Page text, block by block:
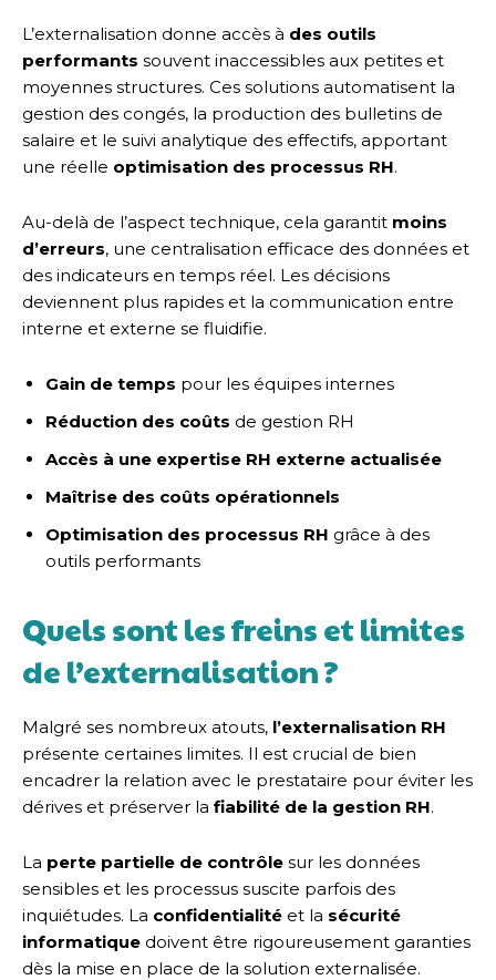
L’externalisation donne accès à des outils
performants souvent inaccessibles aux petites et
moyennes structures. Ces solutions automatisent la
gestion des congés, la production des bulletins de
salaire et le suivi analytique des effectifs, apportant
une réelle optimisation des processus RH.
Au-delà de l’aspect technique, cela garantit moins
d’erreurs, une centralisation efficace des données et
des indicateurs en temps réel. Les décisions
deviennent plus rapides et la communication entre
interne et externe se fluidifie.
Gain de temps pour les équipes internes
Réduction des coûts de gestion RH
Accès à une expertise RH externe actualisée
Maîtrise des coûts opérationnels
Optimisation des processus RH grâce à des
outils performants
Quels sont les freins et limites
de l’externalisation ?
Malgré ses nombreux atouts, l’externalisation RH
présente certaines limites. Il est crucial de bien
encadrer la relation avec le prestataire pour éviter les
dérives et préserver la fiabilité de la gestion RH.
La perte partielle de contrôle sur les données
sensibles et les processus suscite parfois des
inquiétudes. La confidentialité et la sécurité
informatique doivent être rigoureusement garanties
dès la mise en place de la solution externalisée.